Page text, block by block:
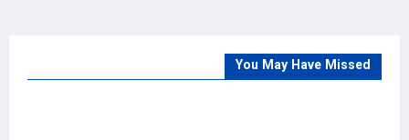
You May Have Missed
Countries
India
Trade Source